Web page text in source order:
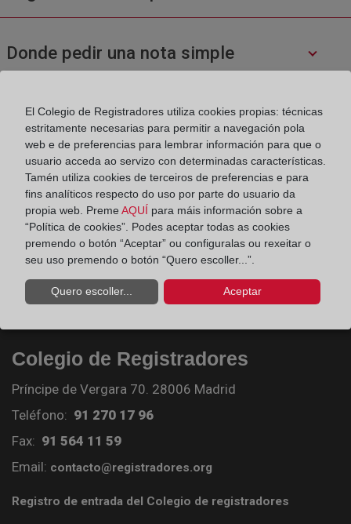
Donde pedir una nota simple
¿Cuál es el contenido de una nota simple
o una certificación?
¿Cómo se inscribe una cancelación de
hipoteca?
Colegio de Registradores
Príncipe de Vergara 70. 28006 Madrid
Teléfono: 91 270 17 96
Fax: 91 564 11 59
Email: contacto@registradores.org
Registro de entrada del Colegio de registradores
El Colegio de Registradores utiliza cookies propias: técnicas
estritamente necesarias para permitir a navegación pola
web e de preferencias para lembrar información para que o
usuario acceda ao servizo con determinadas características.
Tamén utiliza cookies de terceiros de preferencias e para
fins analíticos respecto do uso por parte do usuario da
propia web. Preme AQUÍ para máis información sobre a
“Política de cookies”. Podes aceptar todas as cookies
premendo o botón “Aceptar” ou configuralas ou rexeitar o
seu uso premendo o botón “Quero escoller...”.
Quero escoller... Aceptar